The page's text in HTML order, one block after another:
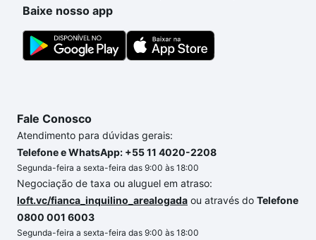
Baixe nosso app
Fale Conosco
Atendimento para dúvidas gerais:
Telefone e WhatsApp: +55 11 4020-2208
Segunda-feira a sexta-feira das 9:00 às 18:00
Negociação de taxa ou aluguel em atraso:
loft.vc/fianca_inquilino_arealogada ou através do Telefone
0800 001 6003
Segunda-feira a sexta-feira das 9:00 às 18:00